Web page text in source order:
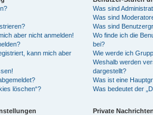
aber nicht anmelden!
kann mich aber
löschen“?
Was sind
Was sind
Was sind
Wo finde ich die
bei?
Wie werde ich
Weshalb werden
dargestellt?
Was ist eine
Was bedeutet der
Private